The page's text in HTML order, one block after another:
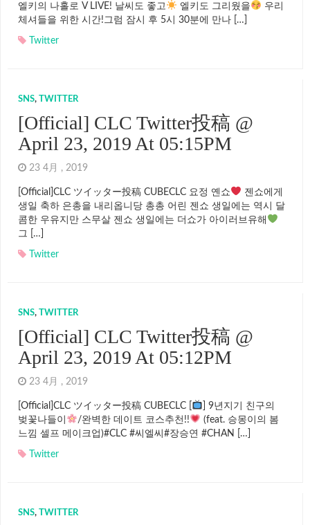
엘키의 나홀로 V LIVE! 날씨도 좋고
엘키도 그리웠을
우리
체셔들을 위한 시간!그럼 잠시 후 5시 30분에 만나 […]
Twitter
SNS, TWITTER
[Official] CLC Twitter投稿 @
April 23, 2019 At 05:15PM
23 4月 , 2019
[Official]CLC ツイッター投稿 CUBECLC 요정 옌쇼
젠쇼에게
생일 축하 은총을 내리옵니당 총총 어린 젠쇼 생일에는 역시 달
콤한 우유지만 스무살 젠쇼 생일에는 더쇼가 아이러브유해
그 […]
Twitter
SNS, TWITTER
[Official] CLC Twitter投稿 @
April 23, 2019 At 05:12PM
23 4月 , 2019
[Official]CLC ツイッター投稿 CUBECLC [
] 9년지기 친구의
벚꽃나들이
/완벽한 데이트 코스추천!!
(feat. 승몽이의 봄
느낌 셀프 메이크업)#CLC #씨엘씨#장승연 #CHAN […]
Twitter
SNS, TWITTER